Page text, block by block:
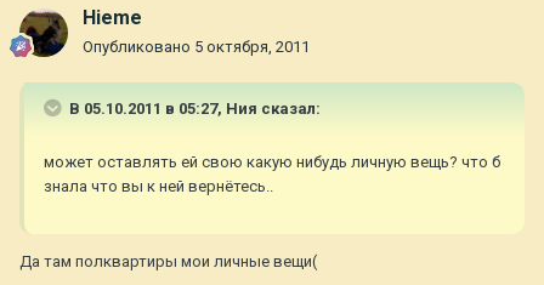
Hieme
Опубликовано 5 октября, 2011
В 05.10.2011 в 05:27, Ния сказал:
может оставлять ей свою какую нибудь личную вещь? что б
знала что вы к ней вернётесь..
Да там полквартиры мои личные вещи(